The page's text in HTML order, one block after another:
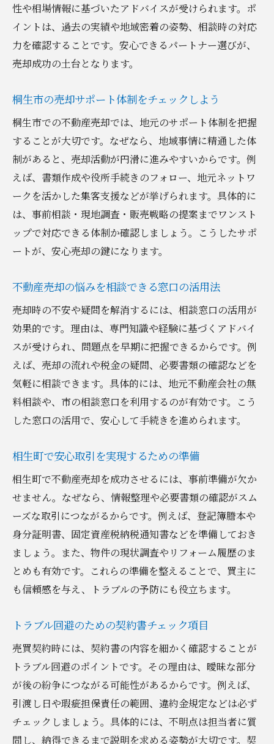
性や相場情報に基づいたアドバイスが受けられます。ポ
イントは、過去の実績や地域密着の姿勢、相談時の対応
力を確認することです。安心できるパートナー選びが、
売却成功の土台となります。
桐生市の売却サポート体制をチェックしよう
桐生市での不動産売却では、地元のサポート体制を把握
することが大切です。なぜなら、地域事情に精通した体
制があると、売却活動が円滑に進みやすいからです。例
えば、書類作成や役所手続きのフォロー、地元ネットワ
ークを活かした集客支援などが挙げられます。具体的に
は、事前相談・現地調査・販売戦略の提案までワンスト
ップで対応できる体制か確認しましょう。こうしたサポ
ートが、安心売却の鍵になります。
不動産売却の悩みを相談できる窓口の活用法
売却時の不安や疑問を解消するには、相談窓口の活用が
効果的です。理由は、専門知識や経験に基づくアドバイ
スが受けられ、問題点を早期に把握できるからです。例
えば、売却の流れや税金の疑問、必要書類の確認などを
気軽に相談できます。具体的には、地元不動産会社の無
料相談や、市の相談窓口を利用するのが有効です。こう
した窓口の活用で、安心して手続きを進められます。
相生町で安心取引を実現するための準備
相生町で不動産売却を成功させるには、事前準備が欠か
せません。なぜなら、情報整理や必要書類の確認がスム
ーズな取引につながるからです。例えば、登記簿謄本や
身分証明書、固定資産税納税通知書などを準備しておき
ましょう。また、物件の現状調査やリフォーム履歴のま
とめも有効です。これらの準備を整えることで、買主に
も信頼感を与え、トラブルの予防にも役立ちます。
トラブル回避のための契約書チェック項目
売買契約時には、契約書の内容を細かく確認することが
トラブル回避のポイントです。その理由は、曖昧な部分
が後の紛争につながる可能性があるからです。例えば、
引渡し日や瑕疵担保責任の範囲、違約金規定などは必ず
チェックしましょう。具体的には、不明点は担当者に質
問し、納得できるまで説明を求める姿勢が大切です。契